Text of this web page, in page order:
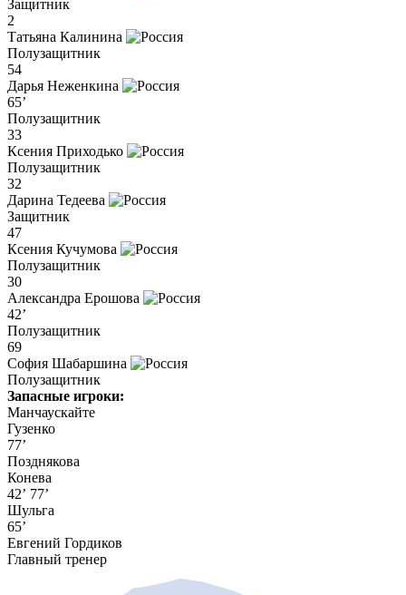
Защитник
2
Татьяна Калинина
Полузащитник
54
Дарья Неженкина
65’
Полузащитник
33
Ксения Приходько
Полузащитник
32
Дарина Тедеева
Защитник
47
Ксения Кучумова
Полузащитник
30
Александра Ерошова
42’
Полузащитник
69
София Шабаршина
Полузащитник
Запасные игроки:
Манчаускайте
Гузенко
77’
Позднякова
Конева
42’ 77’
Шульга
65’
Евгений Гордиков
Главный тренер